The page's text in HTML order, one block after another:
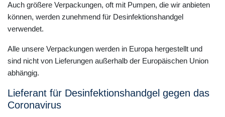
Auch größere Verpackungen, oft mit Pumpen, die wir anbieten
können, werden zunehmend für Desinfektionshandgel
verwendet.
Alle unsere Verpackungen werden in Europa hergestellt und
sind nicht von Lieferungen außerhalb der Europäischen Union
abhängig.
Lieferant für Desinfektionshandgel gegen das
Coronavirus